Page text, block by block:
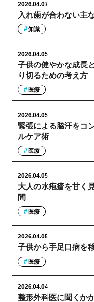
入れ歯が合わない主
2026.04.07
知識
子供の健やかな成長
り切るための考え方
2026.04.05
医療
緊張による脇汗をコ
ルケア術
2026.04.05
医療
大人の水疱瘡を甘く
間
2026.04.05
医療
子供から手足口病を
2026.04.05
医療
整形外科医に聞くか
2026.04.04